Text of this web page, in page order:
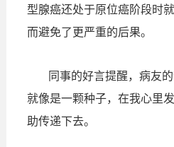
型腺癌还处于原位癌阶段时
而避免了更严重的后果。
同事的好言提醒，病友
就像是一颗种子，在我心里
助传递下去。